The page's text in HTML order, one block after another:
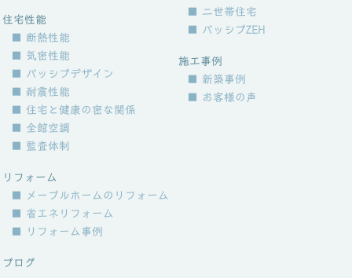
住宅性能
■ 断熱性能
■ 気密性能
■ パッシブデザイン
■ 耐震性能
■ 住宅と健康の密な関係
■ 全館空調
■ 監査体制
■ 二世帯住宅
■ パッシブZEH
施工事例
■ 新築事例
■ お客様の声
リフォーム
■ メープルホームのリフォーム
■ 省エネリフォーム
■ リフォーム事例
ブログ